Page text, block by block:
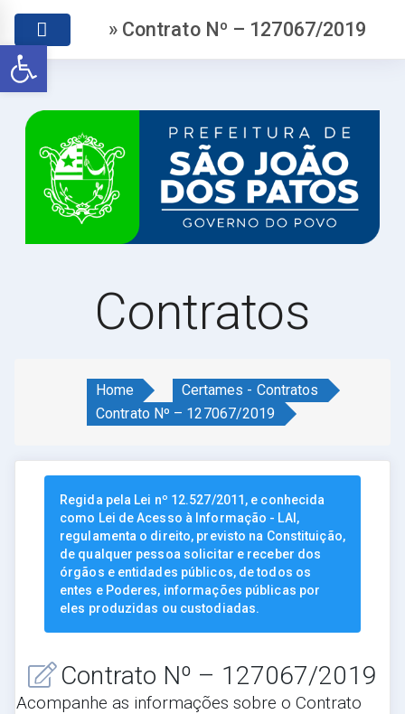
Abrir a barra de ferramentas
» Contrato Nº – 127067/2019
Contratos
Home
Certames - Contratos
Contrato Nº – 127067/2019
Regida pela Lei nº 12.527/2011, e conhecida
como Lei de Acesso à Informação - LAI,
regulamenta o direito, previsto na Constituição,
de qualquer pessoa solicitar e receber dos
órgãos e entidades públicos, de todos os
entes e Poderes, informações públicas por
eles produzidas ou custodiadas.
Contrato Nº – 127067/2019
Acompanhe as informações sobre o Contrato